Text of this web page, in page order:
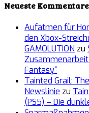
Neueste Kommentare
Aufatmen für
den Xbox-
GAMOLUTION zu
Fantasy“
Tainted Grail:
Newslinie zu
(PS5) – Die